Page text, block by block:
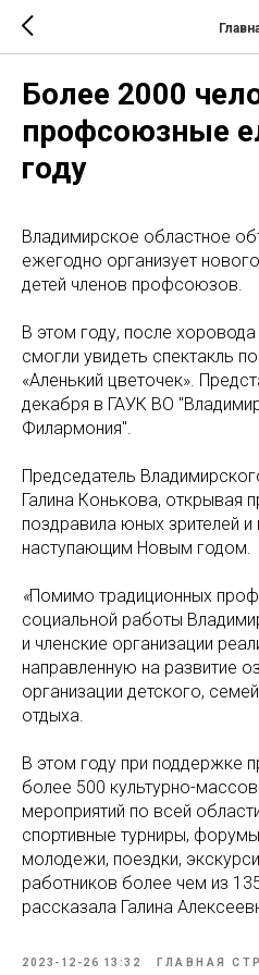
Более 2000
профсоюзные
году
Владимирское областное
ежегодно организует
детей членов профсоюзов.
В этом году, после
смогли увидеть спектакль
«Аленький цветочек».
декабря в ГАУК ВО
Филармония".
Председатель
Галина Конькова, открывая
поздравила юных зрителей и
наступающим Новым годом.
«Помимо традиционных
социальной работы
и членские организации
направленную на развитие
организации детского,
отдыха.
В этом году при поддержке
более 500 культурно-
мероприятий по всей
спортивные турниры,
молодежи, поездки,
работников более чем из
рассказала Галина
2023-12-26 13:32 ГЛАВНАЯ